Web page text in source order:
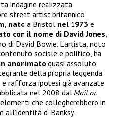
indagine realizzata
street artist britannico
, nato a Bristol nel 1973 e
con il nome di David Jones,
di David Bowie. L’artista, noto
sociale e politico, ha
anonimato quasi assoluto,
della propria leggenda.
e rafforza ipotesi già avanzate
nel 2008 dal Mail on
che collegherebbero in
all’identità di Banksy.